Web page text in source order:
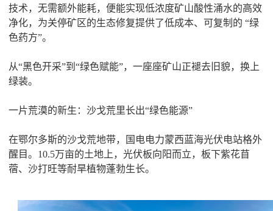
技术，无需额外能耗，便能实现低浓度矿山酸性涌水的高效
净化，为关停矿区的生态修复提供了低成本、可复制的 “绿
色药方”。
从“黑色开采”到“绿色赋能”，一座座矿山正褪去旧貌，换上
绿装。
一片荒漠的新生：沙戈荒里长出“绿色能源”
在鄂尔多斯的沙戈荒地带，国电电力蒙西蓝海光伏电站格外
醒目。10.5万亩的土地上，光伏板向阳而立，板下紫花苜
蓿、沙打旺等耐旱植物蓬勃生长。